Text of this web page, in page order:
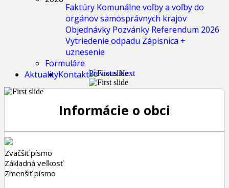
Faktúry Komunálne voľby a voľby do
orgánov samosprávnych krajov
Objednávky Pozvánky Referendum 2026
Vytriedenie odpadu Zápisnica +
uznesenie
Formuláre
AktualityKontaktPrevious Next
Informácie o obci
Zväčšiť písmo
Základná veľkosť
Zmenšiť písmo